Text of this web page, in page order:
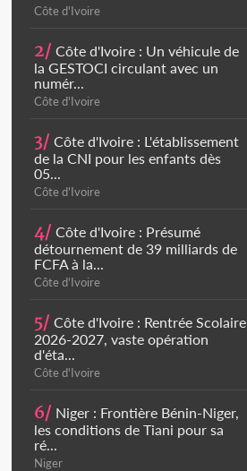
Côte d'Ivoire
2/ Côte d'Ivoire : Un véhicule de
la GESTOCI circulant avec un
numér...
Côte d'Ivoire
3/ Côte d'Ivoire : L'établissement
de la CNI pour les enfants dès
05...
Côte d'Ivoire
4/ Côte d'Ivoire : Présumé
détournement de 39 milliards de
FCFA à la...
Côte d'Ivoire
5/ Côte d'Ivoire : Rentrée Scolaire
2026-2027, vaste opération
d'éta...
Côte d'Ivoire
6/ Niger : Frontière Bénin-Niger,
les conditions de Tiani pour sa
ré...
Niger